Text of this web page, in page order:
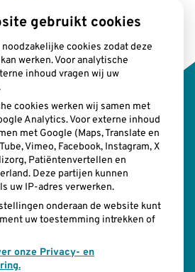
uur
uurtot
- 17:00 uur
uurtot
- 12.15 uur
uurtot
- 17:00 uur
uurtot
- 12.15 uur
uurtot
- 17:00 uur
uurtot
- 12.15 uur
uurtot
- 17:00 uur
uurtot
- 12.15 uur
gebruikt cookies
cookies zodat deze
werken. Voor analytische
inhoud vragen wij uw
cookies werken wij samen met
Analytics. Voor externe inhoud
met Google (Maps, Translate en
Vimeo, Facebook, Instagram, X
Patiëntenvertellen en
Deze partijen kunnen
uw IP-adres verwerken.
onderaan de website kunt
uw toestemming intrekken of
onze Privacy- en